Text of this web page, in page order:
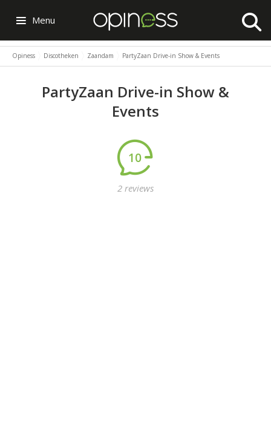
Menu
Opiness Discotheken Zaandam PartyZaan Drive-in Show & Events
PartyZaan Drive-in Show &
Events
10
2 reviews